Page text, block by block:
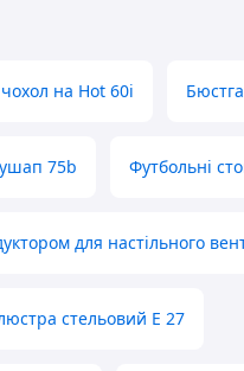
на Hot 60i
75b Футбольні
для настільного
стельовий E 27